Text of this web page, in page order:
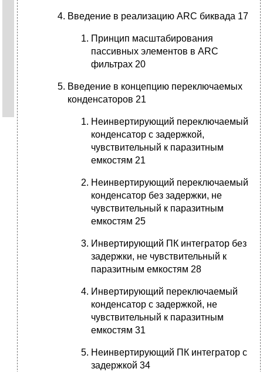
Введение в реализацию ARC биквада 17
Принцип масштабирования
пассивных элементов в ARC
фильтрах 20
Введение в концепцию переключаемых
конденсаторов 21
Неинвертирующий переключаемый
конденсатор с задержкой,
чувствительный к паразитным
емкостям 21
Неинвертирующий переключаемый
конденсатор без задержки, не
чувствительный к паразитным
емкостям 25
Инвертирующий ПК интегратор без
задержки, не чувствительный к
паразитным емкостям 28
Инвертирующий переключаемый
конденсатор с задержкой, не
чувствительный к паразитным
емкостям 31
Неинвертирующий ПК интегратор с
задержкой 34